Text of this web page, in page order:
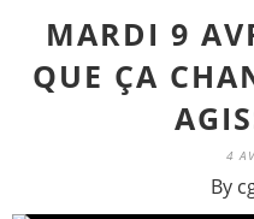
MARDI 9
QUE ÇA
4
By